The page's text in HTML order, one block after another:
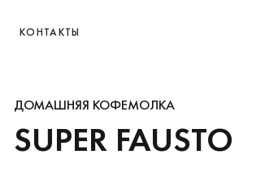
КОНТАКТЫ
ДОМАШНЯЯ КОФЕМОЛКА
SUPER FAUSTO